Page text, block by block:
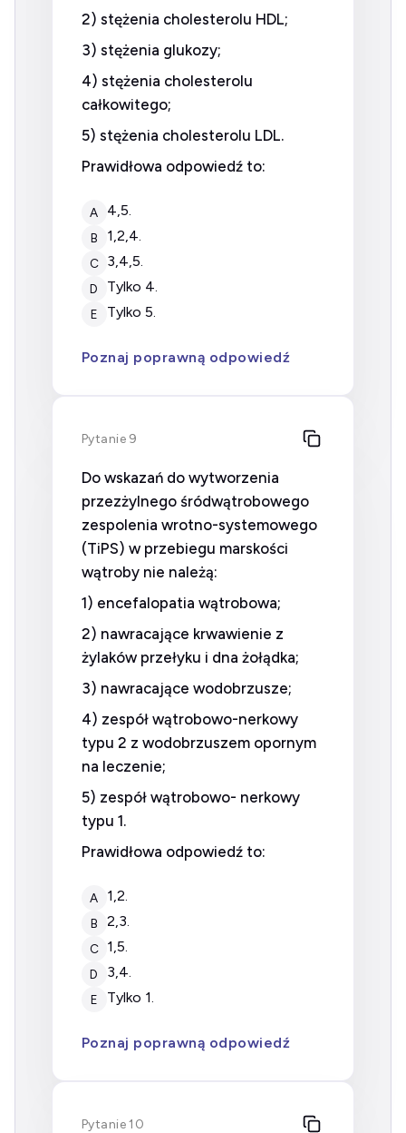
2) stężenia cholesterolu HDL;
3) stężenia glukozy;
4) stężenia cholesterolu
całkowitego;
5) stężenia cholesterolu LDL.
Prawidłowa odpowiedź to:
A 4,5.
B 1,2,4.
C 3,4,5.
D tylko 4.
E tylko 5.
Poznaj poprawną odpowiedź
Pytanie 9
Do wskazań do wytworzenia
przezżylnego śródwątrobowego
zespolenia wrotno-systemowego
(TiPS) w przebiegu marskości
wątroby nie należą:
1) encefalopatia wątrobowa;
2) nawracające krwawienie z
żylaków przełyku i dna żołądka;
3) nawracające wodobrzusze;
4) zespół wątrobowo-nerkowy
typu 2 z wodobrzuszem opornym
na leczenie;
5) zespół wątrobowo- nerkowy
typu 1.
Prawidłowa odpowiedź to:
A 1,2.
B 2,3.
C 1,5.
D 3,4.
E tylko 1.
Poznaj poprawną odpowiedź
Pytanie 10